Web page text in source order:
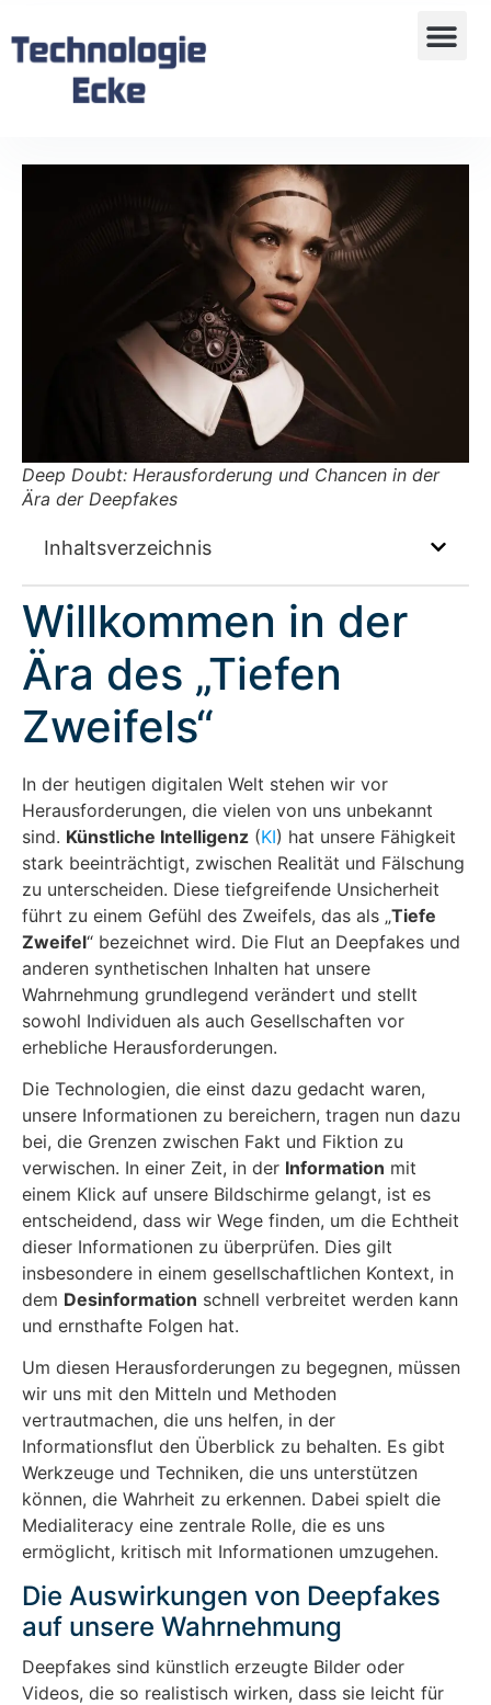
Deep Doubt: Herausforderung und Chancen in der
Ära der Deepfakes
Inhaltsverzeichnis
Willkommen in der
Ära des „Tiefen
Zweifels“
In der heutigen digitalen Welt stehen wir vor
Herausforderungen, die vielen von uns unbekannt
sind. Künstliche Intelligenz (KI) hat unsere Fähigkeit
stark beeinträchtigt, zwischen Realität und Fälschung
zu unterscheiden. Diese tiefgreifende Unsicherheit
führt zu einem Gefühl des Zweifels, das als „Tiefe
Zweifel“ bezeichnet wird. Die Flut an Deepfakes und
anderen synthetischen Inhalten hat unsere
Wahrnehmung grundlegend verändert und stellt
sowohl Individuen als auch Gesellschaften vor
erhebliche Herausforderungen.
Die Technologien, die einst dazu gedacht waren,
unsere Informationen zu bereichern, tragen nun dazu
bei, die Grenzen zwischen Fakt und Fiktion zu
verwischen. In einer Zeit, in der Information mit
einem Klick auf unsere Bildschirme gelangt, ist es
entscheidend, dass wir Wege finden, um die Echtheit
dieser Informationen zu überprüfen. Dies gilt
insbesondere in einem gesellschaftlichen Kontext, in
dem Desinformation schnell verbreitet werden kann
und ernsthafte Folgen hat.
Um diesen Herausforderungen zu begegnen, müssen
wir uns mit den Mitteln und Methoden
vertrautmachen, die uns helfen, in der
Informationsflut den Überblick zu behalten. Es gibt
Werkzeuge und Techniken, die uns unterstützen
können, die Wahrheit zu erkennen. Dabei spielt die
Medialiteracy eine zentrale Rolle, die es uns
ermöglicht, kritisch mit Informationen umzugehen.
Die Auswirkungen von Deepfakes
auf unsere Wahrnehmung
Deepfakes sind künstlich erzeugte Bilder oder
Videos, die so realistisch wirken, dass sie leicht für